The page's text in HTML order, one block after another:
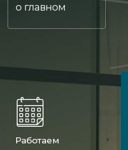
о главном
Работаем